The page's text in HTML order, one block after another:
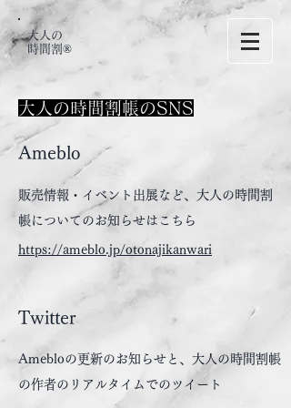
大人の
時間割®
大人の時間割帳のSNS
Ameblo
販売情報・イベント出展など、大人の時間割
帳についてのお知らせはこちら
https://ameblo.jp/otonajikanwari
​Twitter
Amebloの更新のお知らせと、大人の時間割帳
の作者のリアルタイムでのツイート